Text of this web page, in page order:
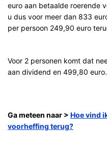
euro aan betaalde roerende
u dus voor meer dan 833
per persoon 249,90 euro
Voor 2 personen komt dat
aan dividend en 499,80 euro.
Ga meteen naar > Hoe vind
voorheffing terug?